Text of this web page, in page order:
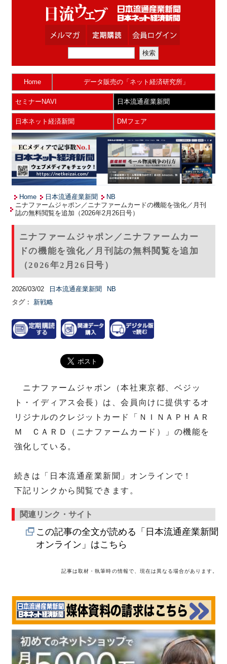
Home データ販売の「ネット経済研究所」
セミナーNAVI 日本流通産業新聞
日本ネット経済新聞 DMフェア
Home 日本流通産業新聞
NB
ニナファームジャポン／ニナファームカードの機能を強化／月刊
誌の無料閲覧を追加（2026年2月26日号）
ニナファームジャポン／ニナファームカー
ドの機能を強化／月刊誌の無料閲覧を追加
（2026年2月26日号）
2026/03/02 日本流通産業新聞
NB
タグ：
新戦略
ニナファームジャポン（本社東京都、ベジッ
ト・イディアス会長）は、会員向けに提供するオ
リジナルのクレジットカード「ＮＩＮＡＰＨＡＲ
Ｍ ＣＡＲＤ（ニナファームカード）」の機能を
強化している。
続きは「日本流通産業新聞」オンラインで！
下記リンクから閲覧できます。
関連リンク・サイト
この記事の全文が読める「日本流通産業新聞
オンライン」はこちら
記事は取材・執筆時の情報で、現在は異なる場合があります。